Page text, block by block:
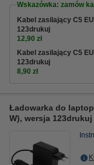
Wskazówka: zamów
Kabel zasilający C5
123drukuj
12,90 zł
Kabel zasilający C5
123drukuj
8,90 zł
Ładowarka do
W), wersja 123drukuj